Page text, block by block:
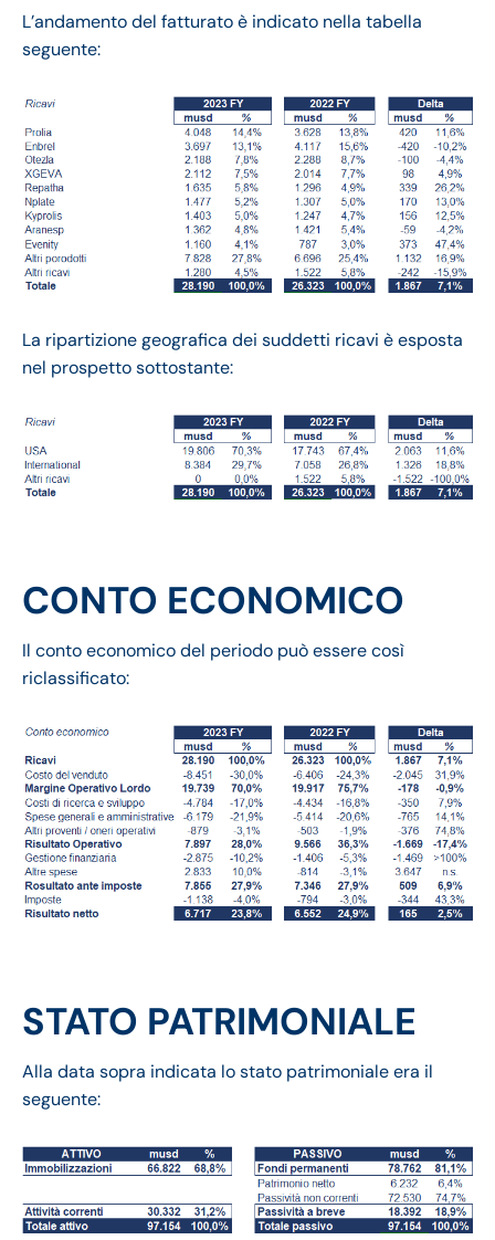
L’andamento del fatturato è indicato nella tabella
seguente:
La ripartizione geografica dei suddetti ricavi è esposta
nel prospetto sottostante:
CONTO ECONOMICO
Il conto economico del periodo può essere così
riclassificato:
STATO PATRIMONIALE
Alla data sopra indicata lo stato patrimoniale era il
seguente: